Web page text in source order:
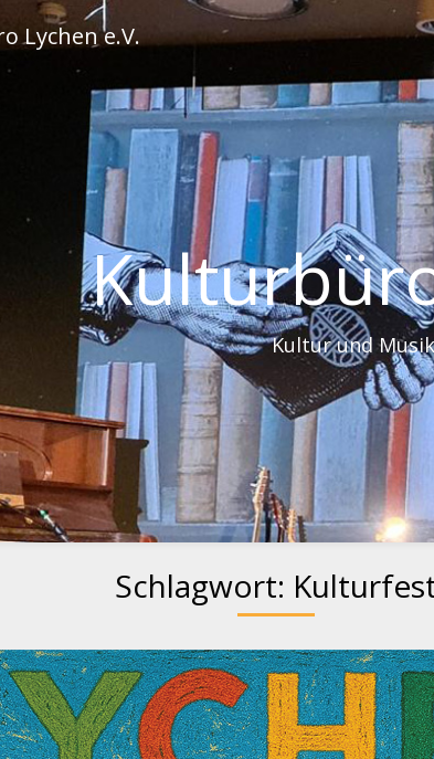
Lychen e.V.
Kultur und
Schlagwort: